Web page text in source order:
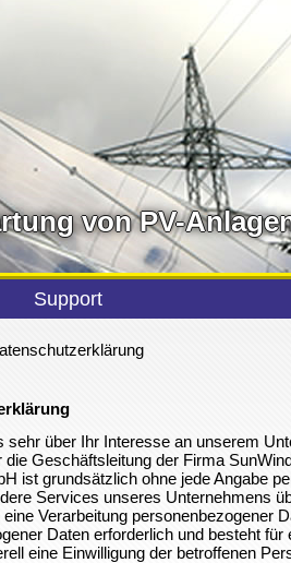
von PV-
Support
sehr über Ihr Interesse an unserem
die Geschäftsleitung der Firma
ist grundsätzlich ohne jede Angabe
Services unseres Unternehmens
Verarbeitung personenbezogener
Daten erforderlich und besteht
eine Einwilligung der betroffenen